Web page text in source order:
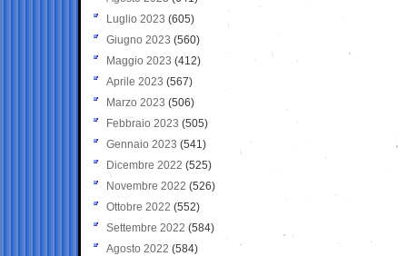
Luglio 2023 (605)
Giugno 2023 (560)
Maggio 2023 (412)
Aprile 2023 (567)
Marzo 2023 (506)
Febbraio 2023 (505)
Gennaio 2023 (541)
Dicembre 2022 (525)
Novembre 2022 (526)
Ottobre 2022 (552)
Settembre 2022 (584)
Agosto 2022 (584)